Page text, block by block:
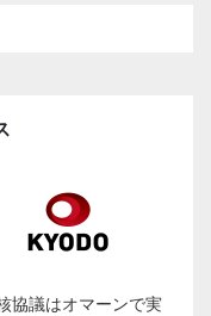
協議はオマーンで実